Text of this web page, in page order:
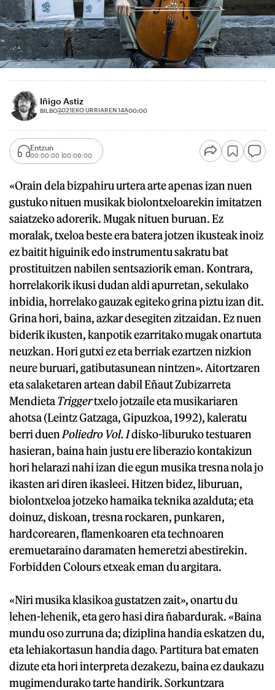
Iñigo Astiz
BILBO2021EKO URRIAREN 14A00:00
Entzun
00:00:00 00:00:00
«Orain dela bizpahiru urtera arte apenas izan nuen
gustuko nituen musikak biolontxeloarekin imitatzen
saiatzeko adorerik. Mugak nituen buruan. Ez
moralak, txeloa beste era batera jotzen ikusteak inoiz
ez baitit higuinik edo instrumentu sakratu bat
prostituitzen nabilen sentsaziorik eman. Kontrara,
horrelakorik ikusi dudan aldi apurretan, sekulako
inbidia, horrelako gauzak egiteko grina piztu izan dit.
Grina hori, baina, azkar desegiten zitzaidan. Ez nuen
biderik ikusten, kanpotik ezarritako mugak onartuta
neuzkan. Hori gutxi ez eta berriak ezartzen nizkion
neure buruari, gatibutasunean nintzen». Aitortzaren
eta salaketaren artean dabil Eñaut Zubizarreta
MendietaTriggertxelo jotzaile eta musikariaren
ahotsa (Leintz Gatzaga, Gipuzkoa, 1992), kaleratu
berri duen Poliedro Vol. Idisko-liburuko testuaren
hasieran, baina hain justu ere liberazio kontakizun
hori helarazi nahi izan die egun musika tresna nola jo
ikasten ari diren ikasleei. Hitzen bidez, liburuan,
biolontxeloa jotzeko hamaika teknika azalduta; eta
doinuz, diskoan, tresna rockaren, punkaren,
hardcorearen, flamenkoaren eta technoaren
eremuetaraino daramaten hemeretzi abestirekin.
Forbidden Colours etxeak eman du argitara.
«Niri musika klasikoa gustatzen zait», onartu du
lehen-lehenik, eta gero hasi dira ñabardurak. «Baina
mundu oso zurruna da; diziplina handia eskatzen du,
eta lehiakortasun handia dago. Partitura bat ematen
dizute eta hori interpreta dezakezu, baina ez daukazu
mugimendurako tarte handirik. Sorkuntzara